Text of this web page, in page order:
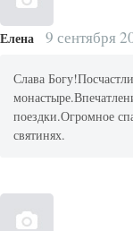
Елена 9 сентября
Слава
поездки.Огромное
святинях.